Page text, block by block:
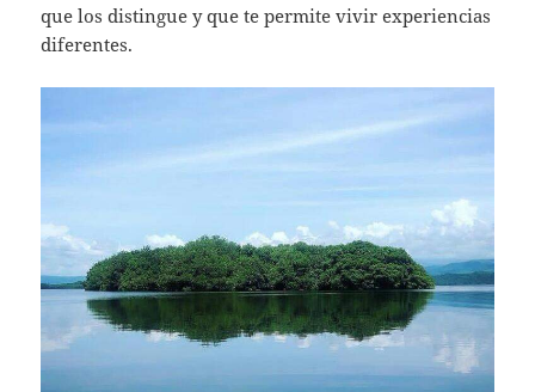
que los distingue y que te permite vivir experiencias
diferentes.